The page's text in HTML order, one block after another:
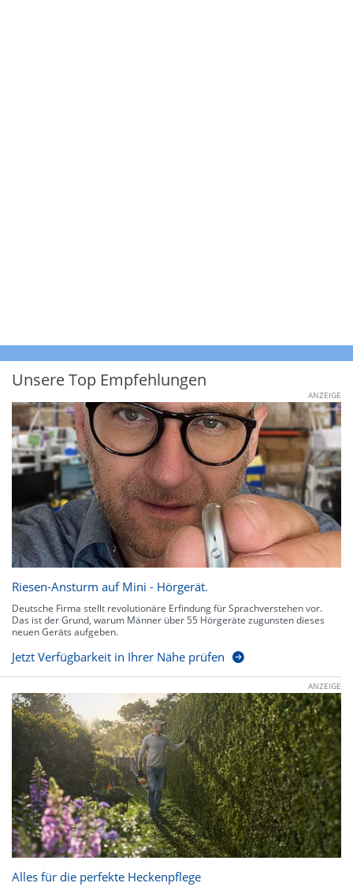
Unsere Top Empfehlungen
ANZEIGE
Riesen-Ansturm auf Mini - Hörgerät.
Deutsche Firma stellt revolutionäre Erfindung für Sprachverstehen vor.
Das ist der Grund, warum Männer über 55 Hörgeräte zugunsten dieses
neuen Geräts aufgeben.
Jetzt Verfügbarkeit in Ihrer Nähe prüfen
ANZEIGE
Alles für die perfekte Heckenpflege